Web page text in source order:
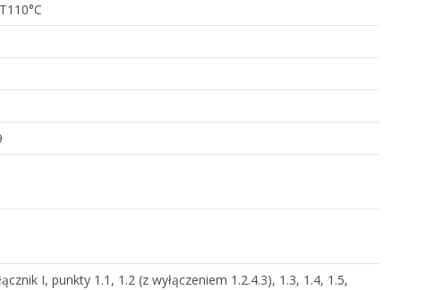
I, punkty 1.1, 1.2 (z wyłączeniem 1.2.4.3), 1.3, 1.4, 1.5,